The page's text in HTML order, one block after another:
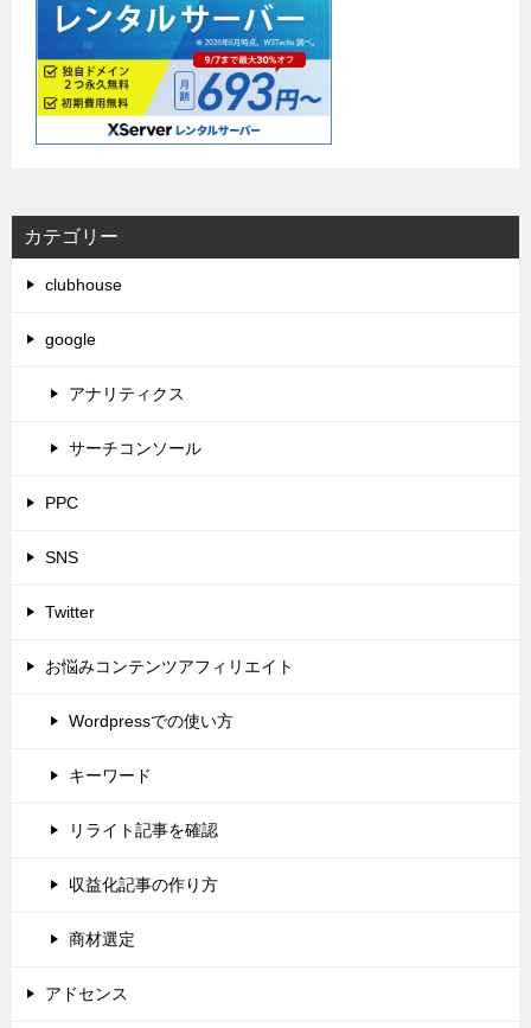
カテゴリー
clubhouse
google
アナリティクス
サーチコンソール
PPC
SNS
Twitter
お悩みコンテンツアフィリエイト
Wordpressでの使い方
キーワード
リライト記事を確認
収益化記事の作り方
商材選定
アドセンス